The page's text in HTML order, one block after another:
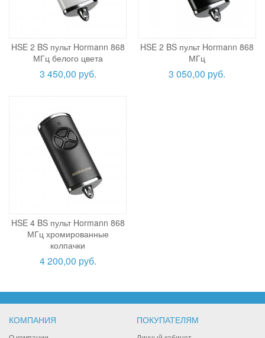
HSE 2 BS пульт Hormann 868
МГц белого цвета
3 450,00 руб.
HSE 2 BS пульт Hormann 868
МГц
3 050,00 руб.
HSE 4 BS пульт Hormann 868
МГц хромированные
колпачки
4 200,00 руб.
КОМПАНИЯ ПОКУПАТЕЛЯМ